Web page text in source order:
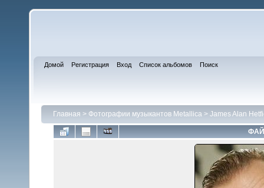
Домой Регистрация Вход Список альбомов Поиск
Главная > Фотографии музыкантов Metallica > James Alan